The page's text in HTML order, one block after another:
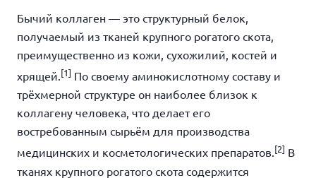
Бычий коллаген — это структурный белок,
получаемый из тканей крупного рогатого скота,
преимущественно из кожи, сухожилий, костей и
хрящей. [1] По своему аминокислотному составу и
трёхмерной структуре он наиболее близок к
коллагену человека, что делает его
востребованным сырьём для производства
медицинских и косметологических препаратов. [2] В
тканях крупного рогатого скота содержится